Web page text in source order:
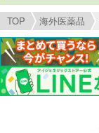
TOP 海外医薬品